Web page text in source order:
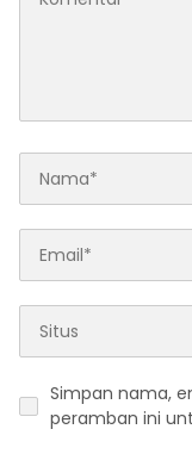
Simpan nama,
peramban ini